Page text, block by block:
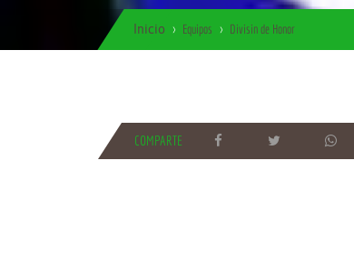
Inicio Equipos Divisin de Honor
COMPARTE